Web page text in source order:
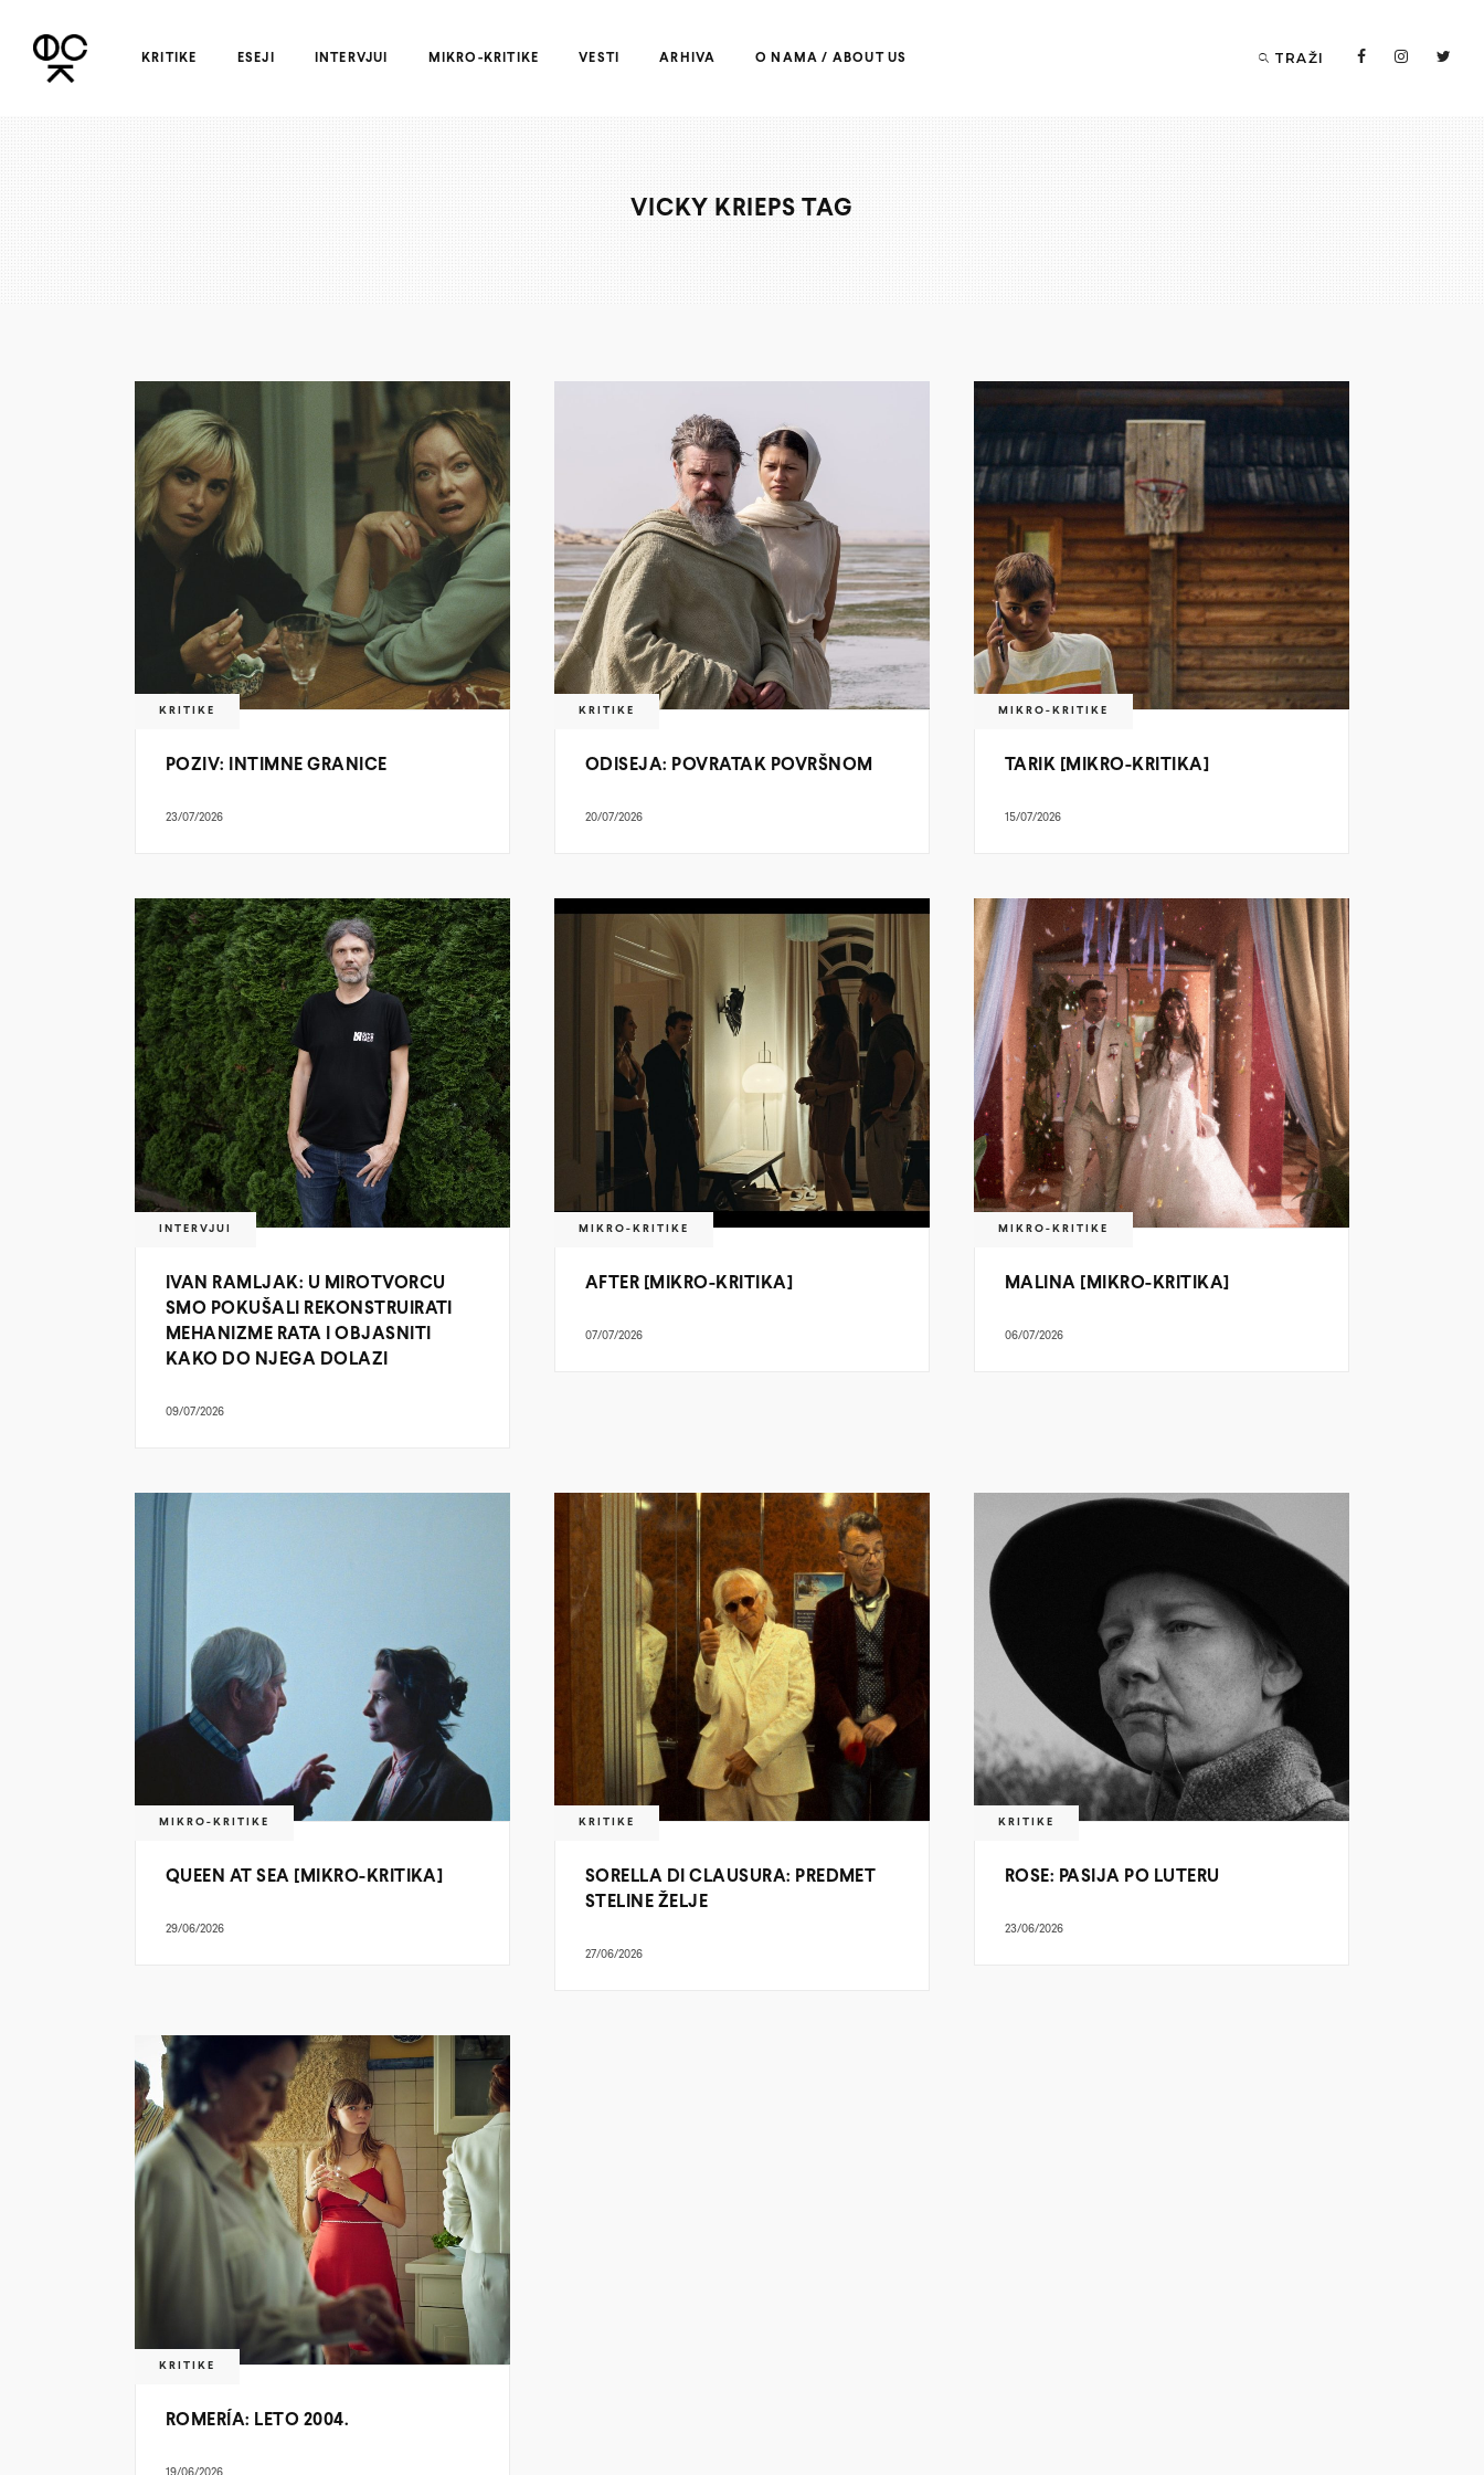
KRITIKE ESEJI INTERVJUI MIKRO-KRITIKE VESTI ARHIVA O NAMA / ABOUT US TRAŽI
VICKY KRIEPS TAG
KRITIKE
POZIV: INTIMNE GRANICE
23/07/2026
KRITIKE
ODISEJA: POVRATAK POVRŠNOM
20/07/2026
MIKRO-KRITIKE
TARIK [MIKRO-KRITIKA]
15/07/2026
INTERVJUI
IVAN RAMLJAK: U MIROTVORCU
SMO POKUŠALI REKONSTRUIRATI
MEHANIZME RATA I OBJASNITI
KAKO DO NJEGA DOLAZI
09/07/2026
MIKRO-KRITIKE
AFTER [MIKRO-KRITIKA]
07/07/2026
MIKRO-KRITIKE
MALINA [MIKRO-KRITIKA]
06/07/2026
MIKRO-KRITIKE
QUEEN AT SEA [MIKRO-KRITIKA]
29/06/2026
KRITIKE
SORELLA DI CLAUSURA: PREDMET
STELINE ŽELJE
27/06/2026
KRITIKE
ROSE: PASIJA PO LUTERU
23/06/2026
KRITIKE
ROMERÍA: LETO 2004.